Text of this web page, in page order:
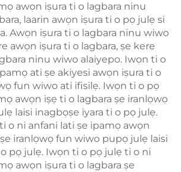
awọn iṣura ti o lagbara ninu
laarin awọn iṣura ti o pọ julẹ si
Awọn iṣura ti o lagbara ninu wiwo
awọn iṣura ti o lagbara, ṣe kere
ninu wiwo alaiyepo. Iwọn ti o
ati ṣe akiyesi awọn iṣura ti o
fun wiwo ati ifisilẹ. Iwọn ti o pọ
awọn iṣẹ ti o lagbara ṣe iranlọwọ
laisi inagbọṣe iyara ti o pọ julẹ.
o ni anfani lati ṣe ipamọ awọn
iranlọwọ fun wiwo pupọ julẹ laisi
pọ julẹ. Iwọn ti o pọ julẹ ti o ni
awọn iṣura ti o lagbara ṣe